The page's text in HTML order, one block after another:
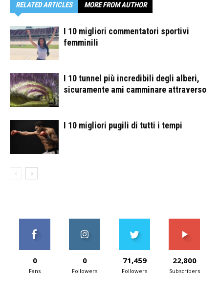
RELATED ARTICLES MORE FROM AUTHOR
I 10 migliori commentatori sportivi
femminili
I 10 tunnel più incredibili degli alberi,
sicuramente ami camminare attraverso
I 10 migliori pugili di tutti i tempi
0
Fans
0
Followers
71,459
Followers
22,800
Subscribers